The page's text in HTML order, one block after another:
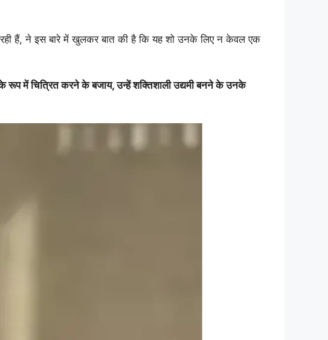
रही हैं, ने इस बारे में खुलकर बात की है कि यह शो उनके लिए न केवल एक
के रूप में चित्रित करने के बजाय, उन्हें शक्तिशाली उद्यमी बनने के उनके